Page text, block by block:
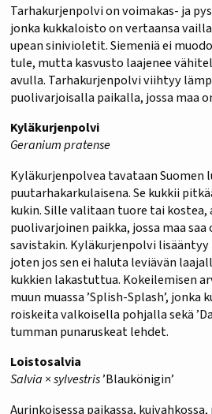
Tarhakurjenpolvi on voimakas- ja
jonka kukkaloisto on vertaansa
upean sinivioletit. Siemeniä ei
tule, mutta kasvusto laajenee
avulla. Tarhakurjenpolvi viihtyy
puolivarjoisalla paikalla, jossa maa
Kyläkurjenpolvi
Geranium pratense
Kyläkurjenpolvea tavataan Suomen
puutarhakarkulaisena. Se kukkii
kukin. Sille valitaan tuore tai
puolivarjoinen paikka, jossa maa
savistakin. Kyläkurjenpolvi
joten jos sen ei haluta leviävän
kukkien lakastuttua. Kokeilemisen
muun muassa ’Splish-Splash’,
roiskeita valkoisella pohjalla sekä
tumman punaruskeat lehdet.
Loistosalvia
Salvia × sylvestris’Blaukönigin’
Aurinkoisessa paikassa,